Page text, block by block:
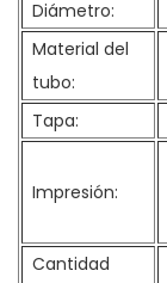
Diámetro:
Material del
tubo:
Tapa:
Impresión:
Cantidad